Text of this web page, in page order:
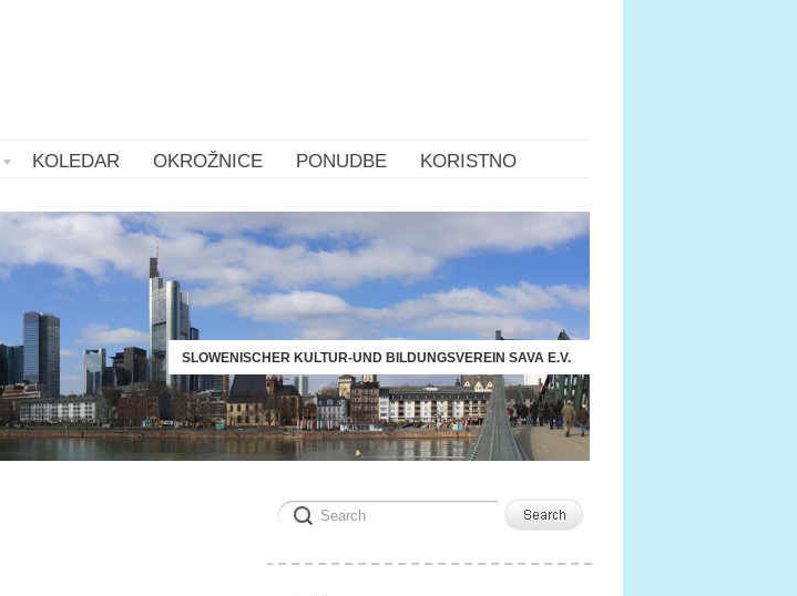
KOLEDAR OKROŽNICE PONUDBE KORISTNO
SLOWENISCHER KULTUR-UND BILDUNGSVEREIN SAVA E.V.